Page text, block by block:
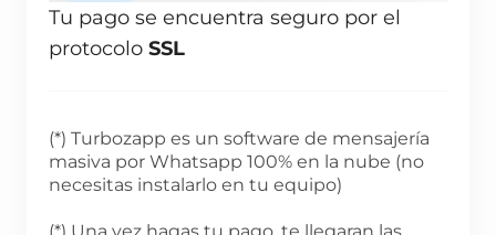
Tu pago se encuentra seguro por el
protocolo SSL
(*) Turbozapp es un software de mensajería
masiva por Whatsapp 100% en la nube (no
necesitas instalarlo en tu equipo)